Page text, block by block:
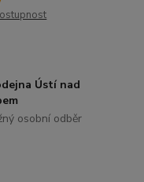
Ústí nad
osobní odběr